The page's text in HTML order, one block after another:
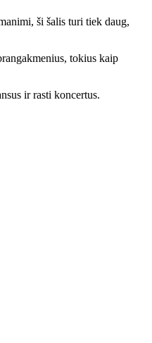
ši šalis turi tiek daug,
tokius kaip
ir rasti koncertus.